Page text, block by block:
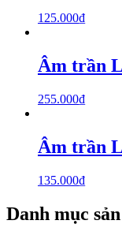
125.000₫
Âm trần
255.000₫
Âm trần
135.000₫
Danh mục